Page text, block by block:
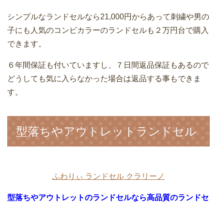
シンプルなランドセルなら21,000円からあって刺繍や男の
子にも人気のコンビカラーのランドセルも２万円台で購入
できます。
６年間保証も付いていますし、７日間返品保証もあるので
どうしても気に入らなかった場合は返品する事もできま
す。
型落ちやアウトレットランドセル
ふわりぃ ランドセル クラリーノ
型落ちやアウトレットのランドセルなら高品質のランドセ